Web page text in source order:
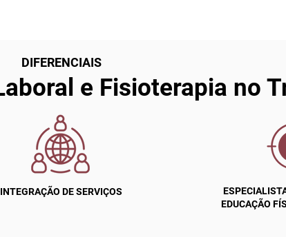
DIFERENCIAIS
e Fisioterapia no
INTEGRAÇÃO DE SERVIÇOS
EDUCAÇÃO